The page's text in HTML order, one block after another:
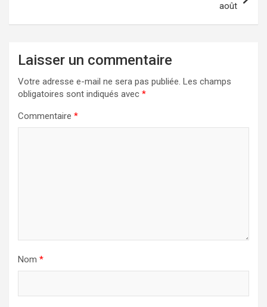
août
Laisser un commentaire
Votre adresse e-mail ne sera pas publiée. Les champs
obligatoires sont indiqués avec *
Commentaire *
Nom *